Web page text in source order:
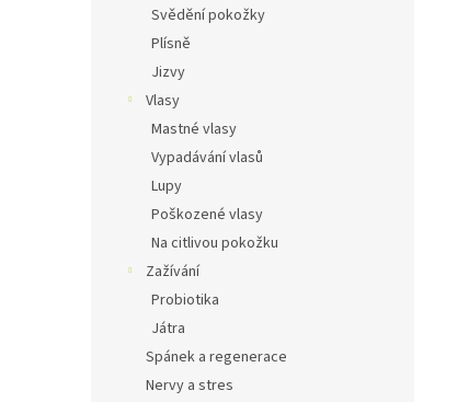
Svědění pokožky
Plísně
Jizvy
Vlasy
Mastné vlasy
Vypadávání vlasů
Lupy
Poškozené vlasy
Na citlivou pokožku
Zažívání
Probiotika
Játra
Spánek a regenerace
Nervy a stres